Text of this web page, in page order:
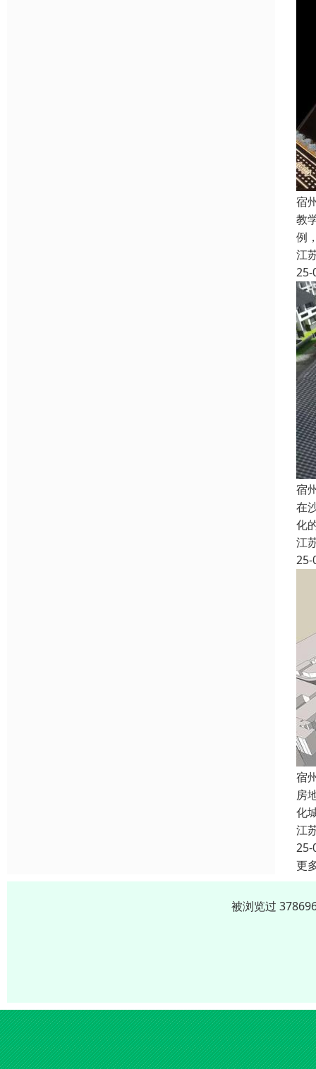
宿
教
例
江
25-
宿
在
化
江
25-
宿
房
化
江
25-
更
被浏览过